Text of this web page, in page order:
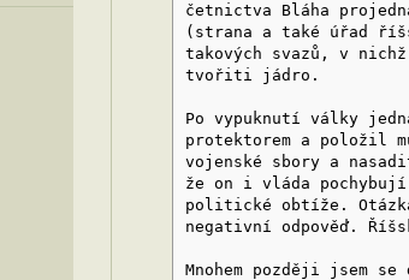
četnictva Bláha
(strana a také úřad
takových svazů, v
tvořiti jádro.
Po vypuknutí války
protektorem a položil
vojenské sbory a
že on i vláda
politické obtíže.
negativní odpověď.
Mnohem později jsem